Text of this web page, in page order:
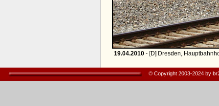
19.04.2010- [D] Dresden,
© Copyright 2003-2024 by